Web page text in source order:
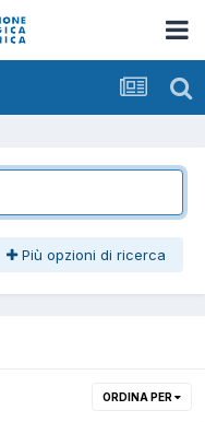
Più opzioni di ricerca
ORDINA PER